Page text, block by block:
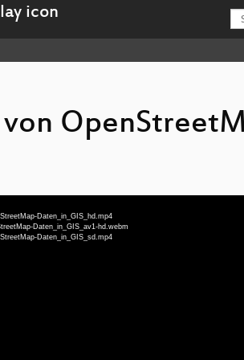
Daten_in_GIS_hd.mp4
Daten_in_GIS_av1-hd.webm
Daten_in_GIS_sd.mp4